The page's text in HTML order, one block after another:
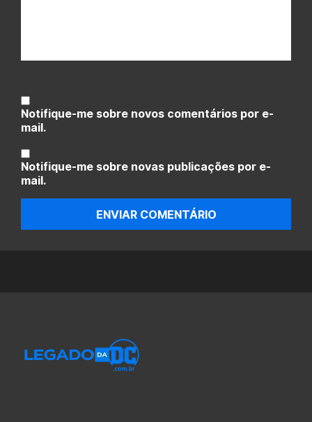
Notifique-me sobre novos comentários por e-
mail.
Notifique-me sobre novas publicações por e-
mail.
ENVIAR COMENTÁRIO